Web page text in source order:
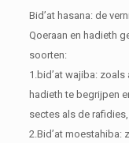
Bid’at hasana: de
Qoeraan en hadieth
soorten:
1.bid’at wajiba:
hadieth te begrijpen
sectes als de
2.Bid’at moestahiba: